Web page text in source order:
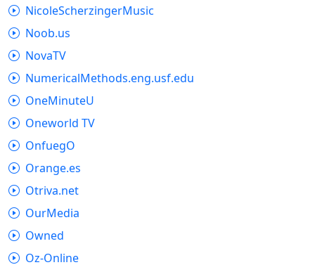
NicoleScherzingerMusic
Noob.us
NovaTV
NumericalMethods.eng.usf.edu
OneMinuteU
Oneworld TV
OnfuegO
Orange.es
Otriva.net
OurMedia
Owned
Oz-Online